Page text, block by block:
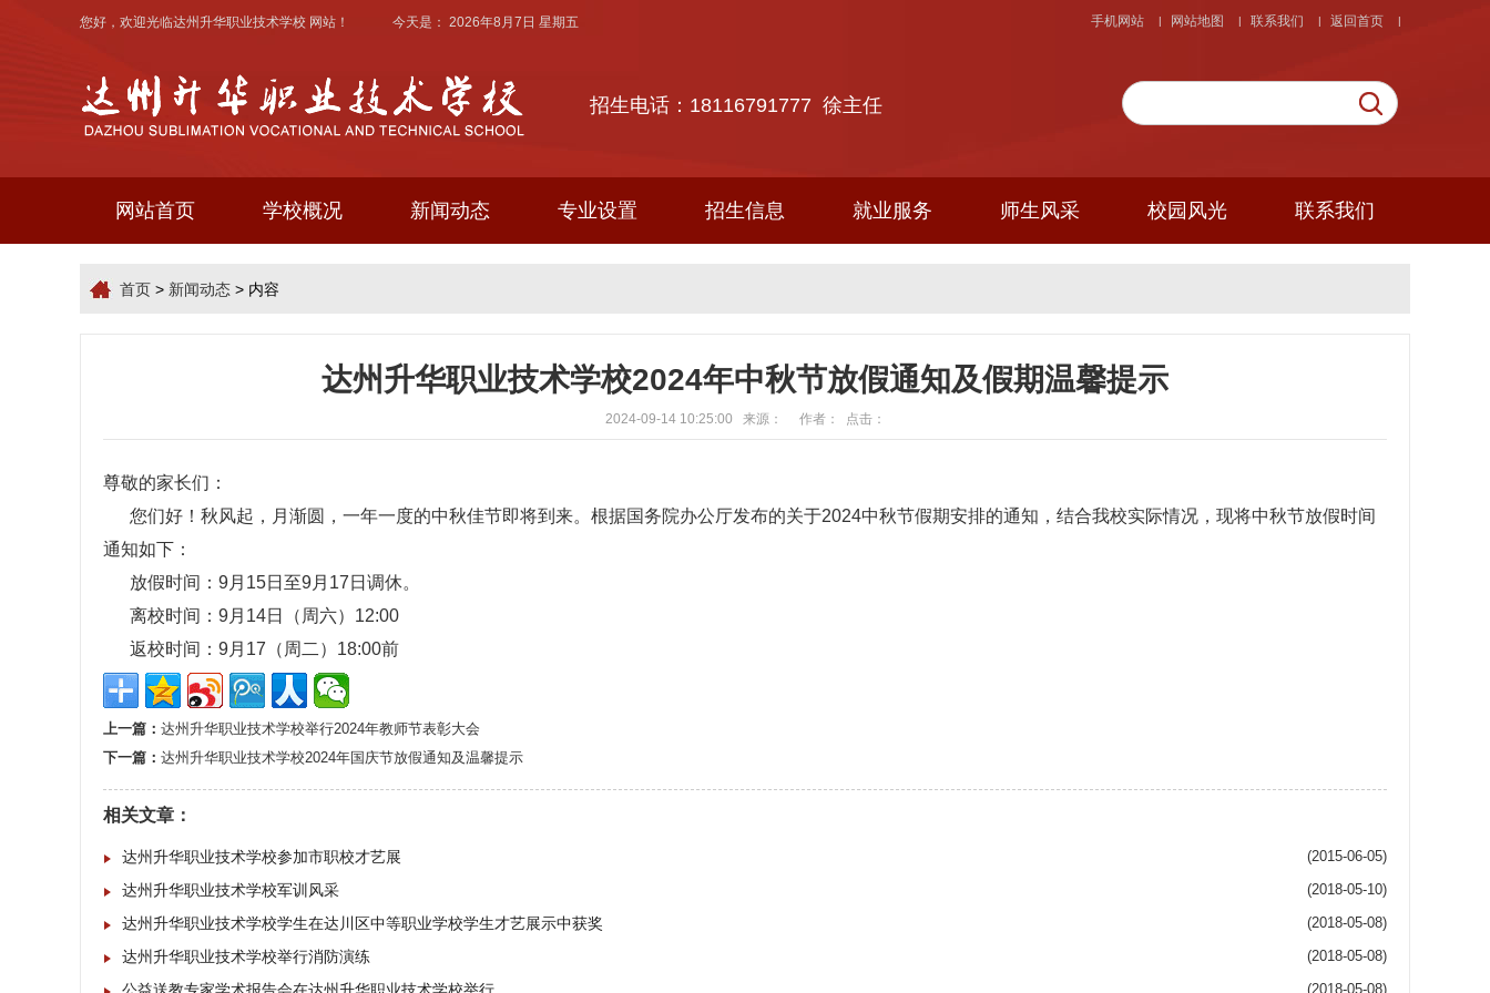
|
返回首页
|
联系我们
|
网站地图
|
手机网站
您好，欢迎光临达州升华职业技术学校 网站！ 今天是： 2026年8月7日 星期五
招生电话：18116791777 徐主任
网站首页 学校概况 新闻动态 专业设置 招生信息 就业服务 师生风采 校园风光 联系我们
首页 > 新闻动态 > 内容
达州升华职业技术学校2024年中秋节放假通知及假期温馨提示
2024-09-14 10:25:00 来源： 作者： 点击：
尊敬的家长们：
您们好！秋风起，月渐圆，一年一度的中秋佳节即将到来。根据国务院办公厅发布的关于2024中秋节假期安排的通知，结合我校实际情况，现将中秋节放假时间
通知如下：
放假时间：9月15日至9月17日调休。
离校时间：9月14日（周六）12:00
返校时间：9月17（周二）18:00前
上一篇： 达州升华职业技术学校举行2024年教师节表彰大会
下一篇： 达州升华职业技术学校2024年国庆节放假通知及温馨提示
相关文章：
达州升华职业技术学校参加市职校才艺展 (2015-06-05)
达州升华职业技术学校军训风采 (2018-05-10)
达州升华职业技术学校学生在达川区中等职业学校学生才艺展示中获奖 (2018-05-08)
达州升华职业技术学校举行消防演练 (2018-05-08)
(2018-05-08)